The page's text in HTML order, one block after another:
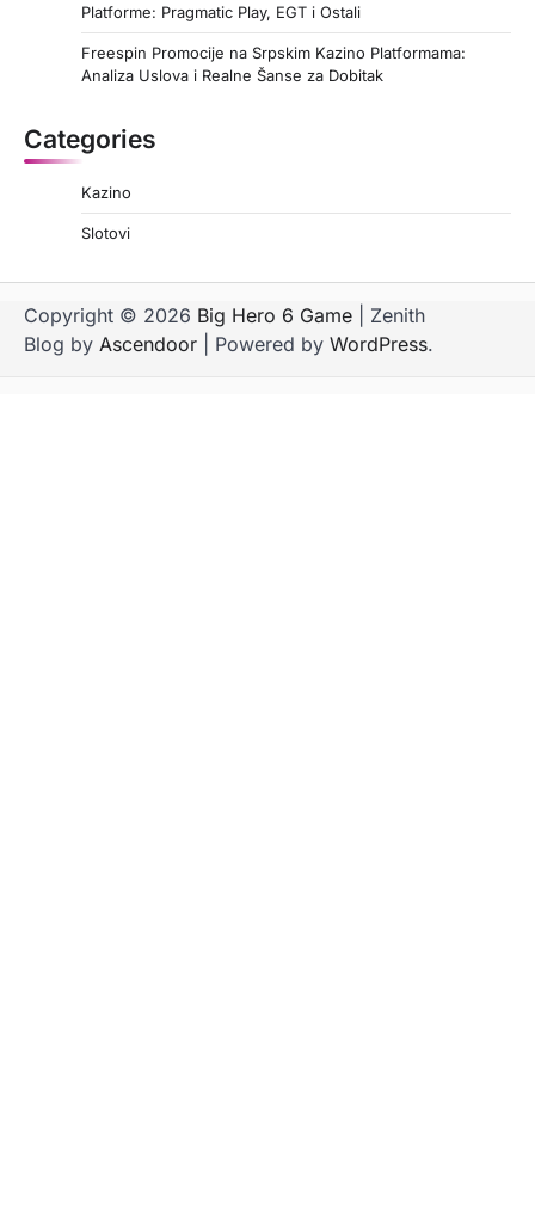
Platforme: Pragmatic Play, EGT i Ostali
Freespin Promocije na Srpskim Kazino Platformama:
Analiza Uslova i Realne Šanse za Dobitak
Categories
Kazino
Slotovi
Copyright © 2026 Big Hero 6 Game | Zenith
Blog by Ascendoor | Powered by WordPress.